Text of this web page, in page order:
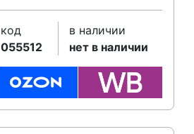
код
055512
в наличии
нет в наличии